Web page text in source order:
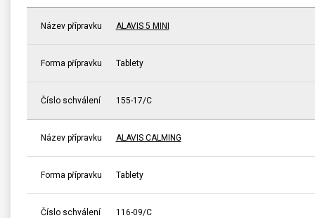
Název přípravku ALAVIS 5 MINI
Forma přípravku Tablety
Číslo schválení 155-17/C
Název přípravku ALAVIS CALMING
Forma přípravku Tablety
Číslo schválení 116-09/C